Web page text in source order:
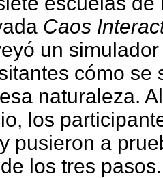
Caos
un
cómo se
naturaleza.
los
pusieron a
los tres pasos.